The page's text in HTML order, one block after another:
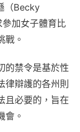
（Becky
加女子體育比
戰。
的禁令是基於性
律辯護的各州則
且必要的，旨在
會。